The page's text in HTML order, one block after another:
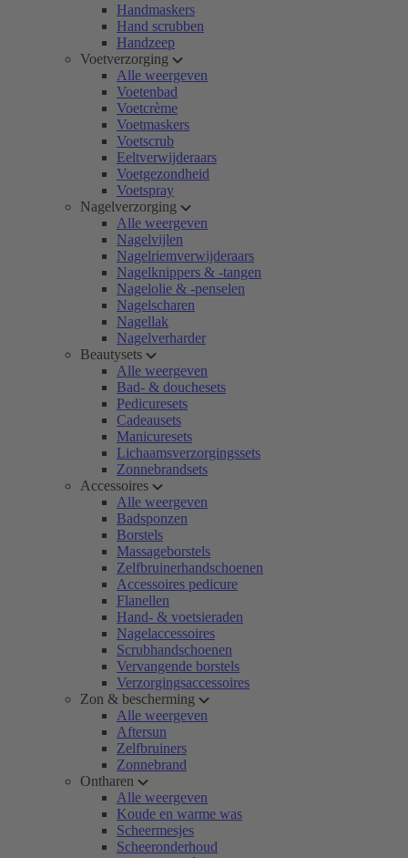
Handmaskers
Hand scrubben
Handzeep
Voetverzorging
Alle weergeven
Voetenbad
Voetcrème
Voetmaskers
Voetscrub
Eeltverwijderaars
Voetgezondheid
Voetspray
Nagelverzorging
Alle weergeven
Nagelvijlen
Nagelriemverwijderaars
Nagelknippers & -tangen
Nagelolie & -penselen
Nagelscharen
Nagellak
Nagelverharder
Beautysets
Alle weergeven
Bad- & douchesets
Pedicuresets
Cadeausets
Manicuresets
Lichaamsverzorgingssets
Zonnebrandsets
Accessoires
Alle weergeven
Badsponzen
Borstels
Massageborstels
Zelfbruinerhandschoenen
Accessoires pedicure
Flanellen
Hand- & voetsieraden
Nagelaccessoires
Scrubhandschoenen
Vervangende borstels
Verzorgingsaccessoires
Zon & bescherming
Alle weergeven
Aftersun
Zelfbruiners
Zonnebrand
Ontharen
Alle weergeven
Koude en warme was
Scheermesjes
Scheeronderhoud